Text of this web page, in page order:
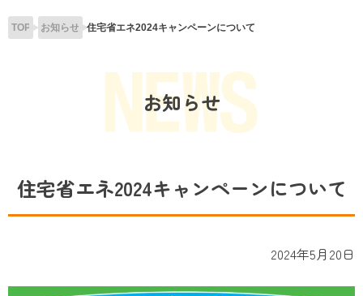
TOP お知らせ 住宅省エネ2024キャンペーンについて
お知らせ
住宅省エネ2024キャンペーンについて
2024年5月20日